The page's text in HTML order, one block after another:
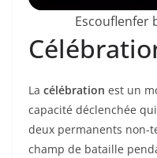
Escouflenfer
La célébration est un
capacité déclenchée
deux permanents non-
champ de bataille